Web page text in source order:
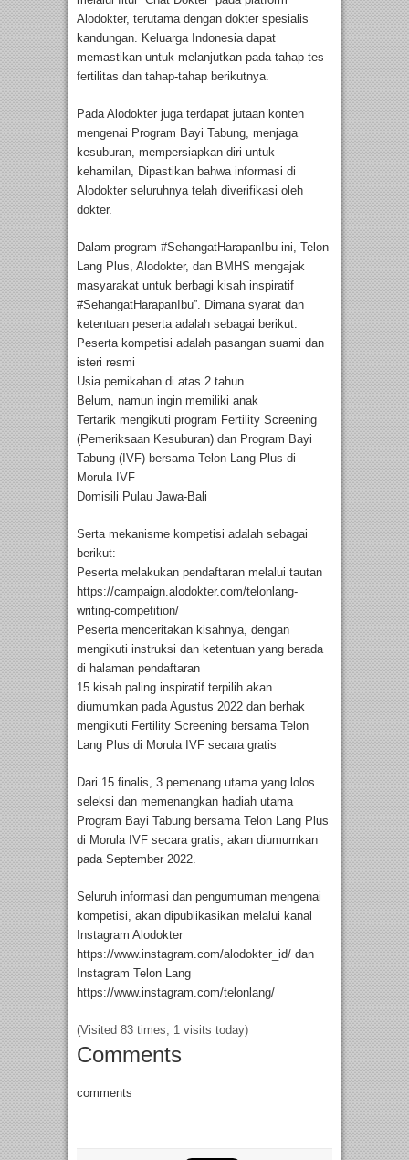
Alodokter, terutama dengan dokter spesialis
kandungan. Keluarga Indonesia dapat
memastikan untuk melanjutkan pada tahap tes
fertilitas dan tahap-tahap berikutnya.
Pada Alodokter juga terdapat jutaan konten
mengenai Program Bayi Tabung, menjaga
kesuburan, mempersiapkan diri untuk
kehamilan, Dipastikan bahwa informasi di
Alodokter seluruhnya telah diverifikasi oleh
dokter.
Dalam program #SehangatHarapanIbu ini, Telon
Lang Plus, Alodokter, dan BMHS mengajak
masyarakat untuk berbagi kisah inspiratif
#SehangatHarapanIbu”. Dimana syarat dan
ketentuan peserta adalah sebagai berikut:
Peserta kompetisi adalah pasangan suami dan
isteri resmi
Usia pernikahan di atas 2 tahun
Belum, namun ingin memiliki anak
Tertarik mengikuti program Fertility Screening
(Pemeriksaan Kesuburan) dan Program Bayi
Tabung (IVF) bersama Telon Lang Plus di
Morula IVF
Domisili Pulau Jawa-Bali
Serta mekanisme kompetisi adalah sebagai
berikut:
Peserta melakukan pendaftaran melalui tautan
https://campaign.alodokter.com/telonlang-
writing-competition/
Peserta menceritakan kisahnya, dengan
mengikuti instruksi dan ketentuan yang berada
di halaman pendaftaran
15 kisah paling inspiratif terpilih akan
diumumkan pada Agustus 2022 dan berhak
mengikuti Fertility Screening bersama Telon
Lang Plus di Morula IVF secara gratis
Dari 15 finalis, 3 pemenang utama yang lolos
seleksi dan memenangkan hadiah utama
Program Bayi Tabung bersama Telon Lang Plus
di Morula IVF secara gratis, akan diumumkan
pada September 2022.
Seluruh informasi dan pengumuman mengenai
kompetisi, akan dipublikasikan melalui kanal
Instagram Alodokter
https://www.instagram.com/alodokter_id/ dan
Instagram Telon Lang
https://www.instagram.com/telonlang/
(Visited 83 times, 1 visits today)
Comments
comments